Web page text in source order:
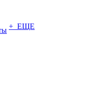
+ ЕЩЕ